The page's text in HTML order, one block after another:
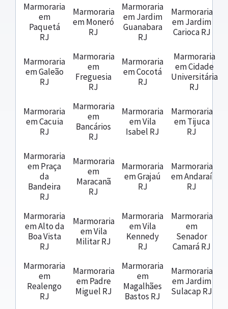
Marmoraria
em
Paquetá
RJ
Marmoraria
em Moneró
RJ
Marmoraria
em Jardim
Guanabara
RJ
Marmoraria
em Jardim
Carioca RJ
Marmoraria
em Galeão
RJ
Marmoraria
em
Freguesia
RJ
Marmoraria
em Cocotá
RJ
Marmoraria
em Cidade
Universitária
RJ
Marmoraria
em Cacuia
RJ
Marmoraria
em
Bancários
RJ
Marmoraria
em Vila
Isabel RJ
Marmoraria
em Tijuca
RJ
Marmoraria
em Praça
da
Bandeira
RJ
Marmoraria
em
Maracanã
RJ
Marmoraria
em Grajaú
RJ
Marmoraria
em Andaraí
RJ
Marmoraria
em Alto da
Boa Vista
RJ
Marmoraria
em Vila
Militar RJ
Marmoraria
em Vila
Kennedy
RJ
Marmoraria
em
Senador
Camará RJ
Marmoraria
em
Realengo
RJ
Marmoraria
em Padre
Miguel RJ
Marmoraria
em
Magalhães
Bastos RJ
Marmoraria
em Jardim
Sulacap RJ